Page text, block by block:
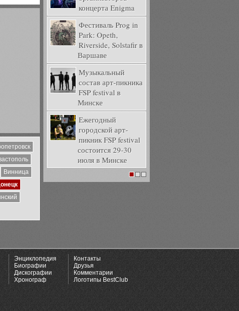
Винница
концерта Enigma
Фестиваль Prog in
Park: Opeth,
Riverside, Solstafir в
Варшаве
Музыкальный
состав арт-пикника
FSP festival в
Минске
Ежегодный
городской арт-
пикник FSP festival
состоится 29-30
июля в Минске
Энциклопедия
Биографии
Дискографии
Хронограф
Контакты
Друзья
Комментарии
Логотипы BestClub